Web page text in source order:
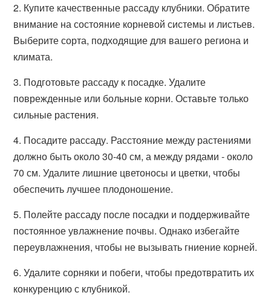
2. Купите качественные рассаду клубники. Обратите
внимание на состояние корневой системы и листьев.
Выберите сорта, подходящие для вашего региона и
климата.
3. Подготовьте рассаду к посадке. Удалите
поврежденные или больные корни. Оставьте только
сильные растения.
4. Посадите рассаду. Расстояние между растениями
должно быть около 30-40 см, а между рядами - около
70 см. Удалите лишние цветоносы и цветки, чтобы
обеспечить лучшее плодоношение.
5. Полейте рассаду после посадки и поддерживайте
постоянное увлажнение почвы. Однако избегайте
переувлажнения, чтобы не вызывать гниение корней.
6. Удалите сорняки и побеги, чтобы предотвратить их
конкуренцию с клубникой.